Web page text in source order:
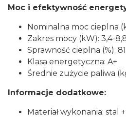
Moc i efektywność
Nominalna moc cieplna
Zakres mocy (kW): 3,4-
Sprawność cieplna (%): 81
Klasa energetyczna: A+
Średnie zużycie paliwa
Informacje dodatkowe:
Materiał wykonania: stal